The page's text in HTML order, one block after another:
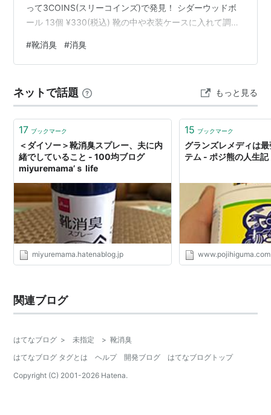
って3COINS(スリーコインズ)で発見！ シダーウッドボ
ール 13個 ¥330(税込) 靴の中や衣装ケースに入れて調
す〜♡ 瓶に入れたら可愛いかなぁ〜と思って、seria(セ
リア)で小さい瓶も買ってきました〜… …小さすぎて10個
3COINSでは紐付きのスティックタイプ(10本 ¥330)もあ
りました〜。シダーウッドには防虫効果もあるそうなの
で、…
#靴消臭 #消臭
ネットで話題 もっと見る
17 ブックマーク
＜ダイソー＞靴消臭スプレー、夫に内
緒でしていること - 100均ブログ
miyuremama’ｓ life
miyuremama.hatenablog.jp
15 ブックマーク
グランズレメディは
テム - ポジ熊の人生記
www.pojihiguma.com
関連ブログ
はてなブログ > 未指定 > 靴消臭
はてなブログ タグとは
ヘルプ 開発ブログ
はてなブログトップ
Copyright (C) 2001-2026 Hatena.